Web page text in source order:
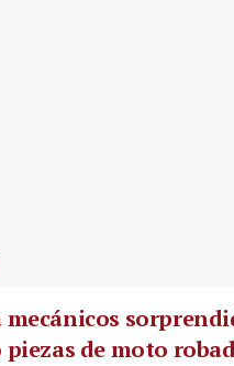
mecánicos
de moto